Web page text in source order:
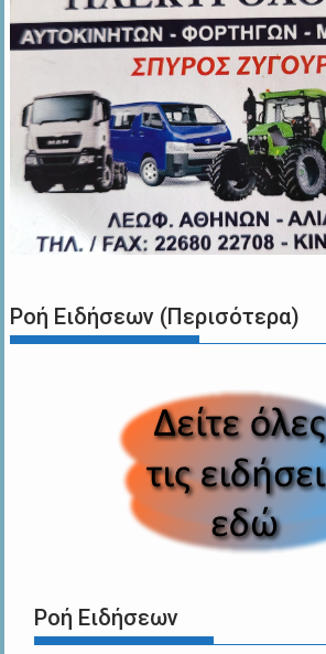
Ροή Ειδήσεων (Περισότερα)
Ροή Ειδήσεων